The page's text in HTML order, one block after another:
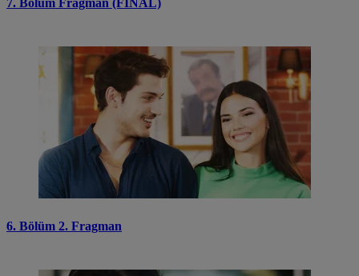
7. Bölüm Fragman (FİNAL)
6. Bölüm 2. Fragman